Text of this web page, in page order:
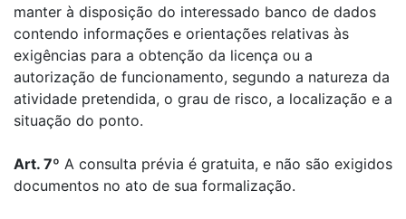
manter à disposição do interessado banco de dados
contendo informações e orientações relativas às
exigências para a obtenção da licença ou a
autorização de funcionamento, segundo a natureza da
atividade pretendida, o grau de risco, a localização e a
situação do ponto.
Art. 7º A consulta prévia é gratuita, e não são exigidos
documentos no ato de sua formalização.